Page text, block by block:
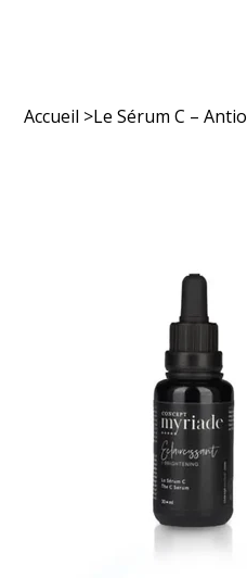
Accueil >Le Sérum C –